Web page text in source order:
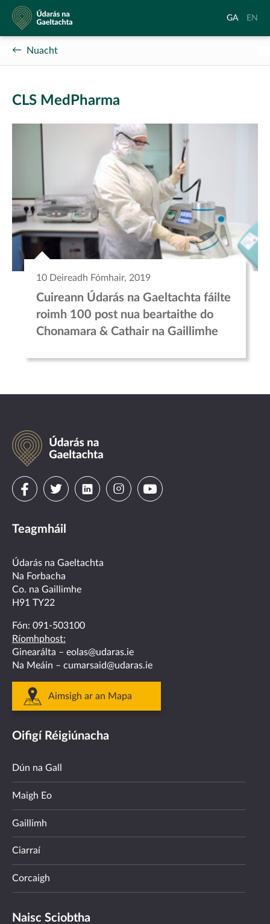
Údarás
na
Gaeltachta
Aistrigh
Gaeilge
GA
to
EN
Nuacht
CLS MedPharma
10 Deireadh Fómhair, 2019
Cuireann Údarás na Gaeltachta fáilte
roimh 100 post nua beartaithe do
Chonamara & Cathair na Gaillimhe
Údarás
na
Gaeltachta
Visit
on
facebook
Visit
on
twitter
Visit
linkedin
VisitVisit
Teagmháil
Údarás na Gaeltachta
Na Forbacha
Co. na Gaillimhe
H91 TY22
Fón: 091-503100
Ríomhphost:
Ginearálta – eolas@udaras.ie
Na Meáin – cumarsaid@udaras.ie
Aimsigh ar an Mapa
Oifigí Réigiúnacha
Dún na Gall
Maigh Eo
Gaillimh
Ciarraí
Corcaigh
Naisc Sciobtha